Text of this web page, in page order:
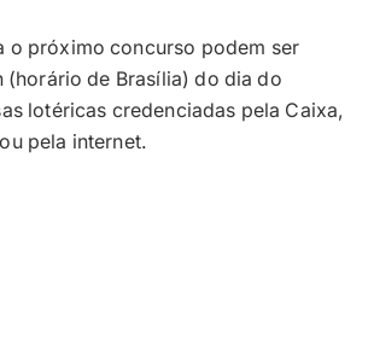
o próximo concurso podem ser
(horário de Brasília) do dia do
lotéricas credenciadas pela Caixa,
pela internet.